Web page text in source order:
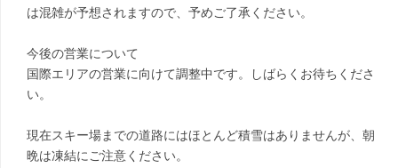
は混雑が予想されますので、予めご了承ください。
今後の営業について
国際エリアの営業に向けて調整中です。しばらくお待ちくださ
い。
現在スキー場までの道路にはほとんど積雪はありませんが、朝
晩は凍結にご注意ください。